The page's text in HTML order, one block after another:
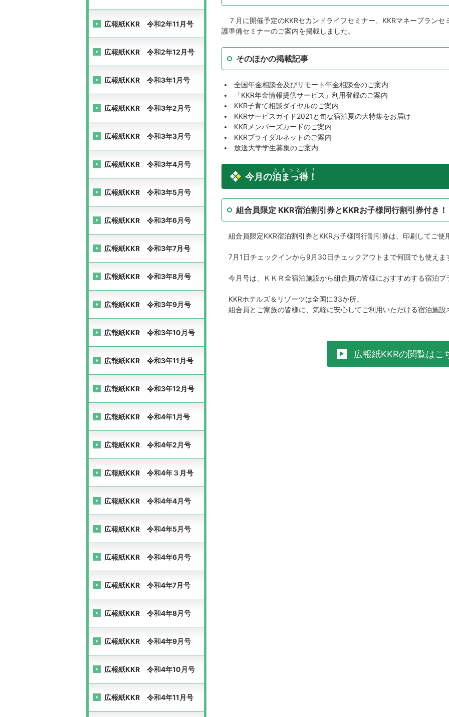
広報紙KKR 令和2年11月号
広報紙KKR 令和2年12月号
広報紙KKR 令和3年1月号
広報紙KKR 令和3年2月号
広報紙KKR 令和3年3月号
広報紙KKR 令和3年4月号
広報紙KKR 令和3年5月号
広報紙KKR 令和3年6月号
広報紙KKR 令和3年7月号
広報紙KKR 令和3年8月号
広報紙KKR 令和3年9月号
広報紙KKR 令和3年10月号
広報紙KKR 令和3年11月号
広報紙KKR 令和3年12月号
広報紙KKR 令和4年1月号
広報紙KKR 令和4年2月号
広報紙KKR 令和4年３月号
広報紙KKR 令和4年4月号
広報紙KKR 令和4年5月号
広報紙KKR 令和4年6月号
広報紙KKR 令和4年7月号
広報紙KKR 令和4年8月号
広報紙KKR 令和4年9月号
広報紙KKR 令和4年10月号
広報紙KKR 令和4年11月号
７月に開催予定のKKRセカンドライフセミナー、KKRマネープランセ
護準備セミナーのご案内を掲載しました。
そのほかの掲載記事
全国年金相談会及びリモート年金相談会のご案内
「KKR年金情報提供サービス」利用登録のご案内
KKR子育て相談ダイヤルのご案内
KKRサービスガイド2021と旬な宿泊夏の大特集をお届け
KKRメンバーズカードのご案内
KKRブライダルネットのご案内
放送大学学生募集のご案内
今月の泊まっ得！
とまっとく！
組合員限定 KKR宿泊割引券とKKRお子様同行割引券付き！
組合員限定KKR宿泊割引券とKKRお子様同行割引券は、印刷してご使
7月1日チェックインから9月30日チェックアウトまで何回でも使えま
今月号は、ＫＫＲ全宿泊施設から組合員の皆様におすすめする宿泊プ
KKRホテルズ＆リゾーツは全国に33か所。
組合員とご家族の皆様に、気軽に安心してご利用いただける宿泊施設
広報紙KKRの閲覧はこ